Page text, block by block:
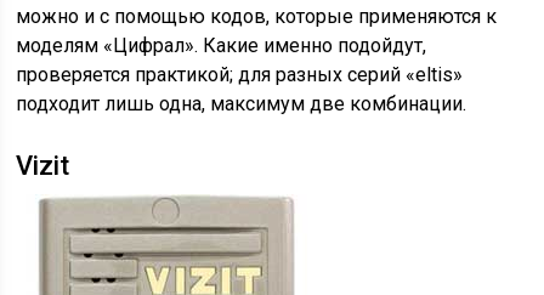
можно и с помощью кодов, которые применяются к
моделям «Цифрал». Какие именно подойдут,
проверяется практикой; для разных серий «eltis»
подходит лишь одна, максимум две комбинации.
Vizit